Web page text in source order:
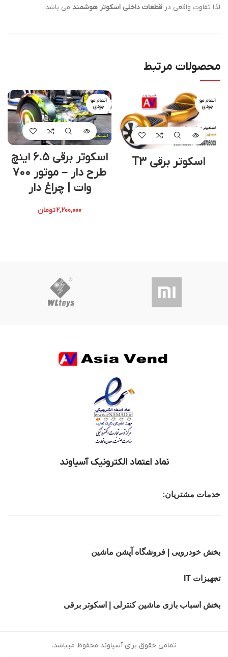
لذا تفاوت واقعی در قطعات داخلی اسکوتر هوشمند می باشد
محصولات مرتبط
اتمام مو
جودی
اسکوتر برقی T3
اتمام مو
جودی
اسکوتر برقی 6.5 اینچ
طرح دار – موتور 700
وات | چراغ دار
2,200,000تومان
نماد اعتماد الکترونیک آسیاوند
خدمات مشتریان:
بخش خودرویی | فروشگاه آپشن ماشین
تجهیزات IT
بخش اسباب بازی ماشین کنترلی | اسکوتر برقی
تمامی حقوق برای آسیاوند محفوظ میباشد.